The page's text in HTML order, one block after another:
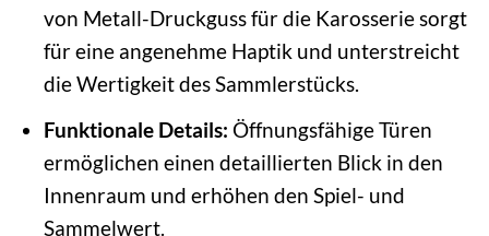
von Metall-Druckguss für die Karosserie sorgt
für eine angenehme Haptik und unterstreicht
die Wertigkeit des Sammlerstücks.
Funktionale Details: Öffnungsfähige Türen
ermöglichen einen detaillierten Blick in den
Innenraum und erhöhen den Spiel- und
Sammelwert.